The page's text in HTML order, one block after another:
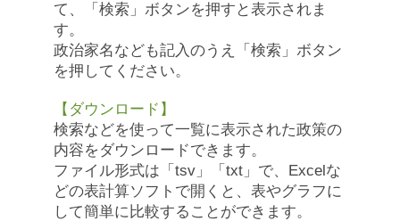
て、「検索」ボタンを押すと表示されま
す。
政治家名なども記入のうえ「検索」ボタン
を押してください。
【ダウンロード】
検索などを使って一覧に表示された政策の
内容をダウンロードできます。
ファイル形式は「tsv」「txt」で、Excelな
どの表計算ソフトで開くと、表やグラフに
して簡単に比較することができます。